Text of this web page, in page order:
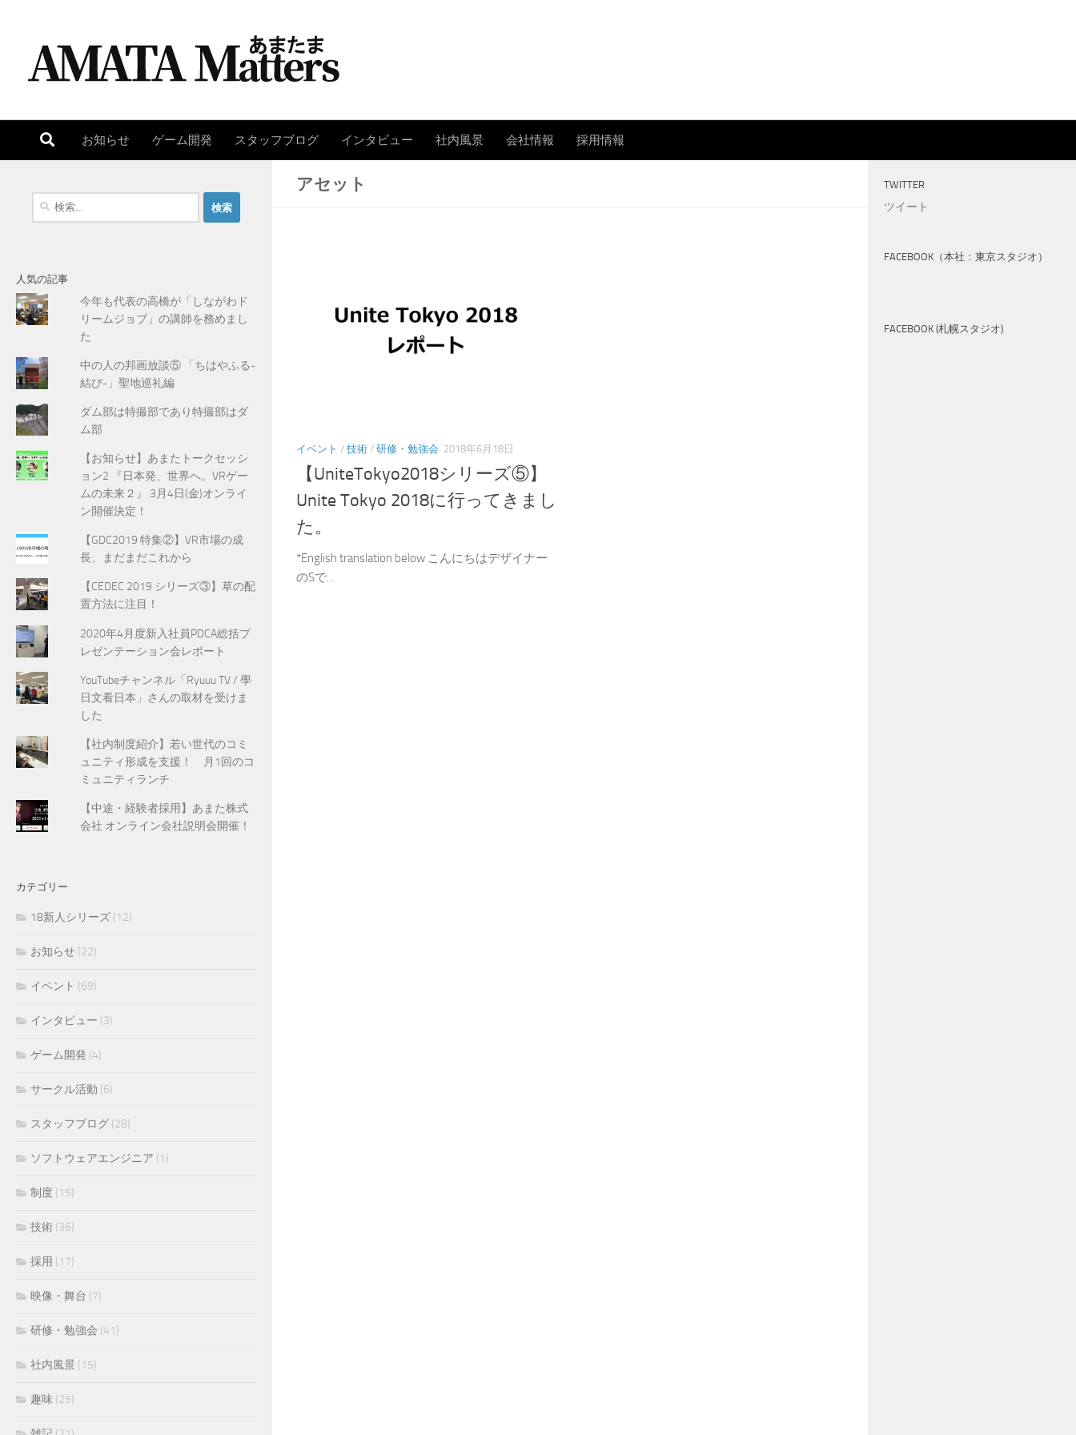
お知らせ ゲーム開発 スタッフブログ インタビュー 社内風景 会社情報 採用情報
アセット
イベント / 技術 / 研修・勉強会 2018年6月18日
【UniteTokyo2018シリーズ⑤】
Unite Tokyo 2018に行ってきまし
た。
*English translation below こんにちはデザイナー
のSで...
検
人気の記事
今年も代表の高橋が「しながわド
リームジョブ」の講師を務めまし
た
中の人の邦画放談⑤ 「ちはやふる-
結び-」聖地巡礼編
ダム部は特撮部であり特撮部はダ
ム部
【お知らせ】あまたトークセッシ
ョン2 『日本発、世界へ。VRゲー
ムの未来２』 3月4日(金)オンライ
ン開催決定！
【GDC2019 特集②】VR市場の成
長、まだまだこれから
【CEDEC 2019 シリーズ③】草の配
置方法に注目！
2020年4月度新入社員PDCA総括プ
レゼンテーション会レポート
YouTubeチャンネル「Ryuuu TV / 學
日文看日本」さんの取材を受けま
した
【社内制度紹介】若い世代のコミ
ュニティ形成を支援！ 月1回のコ
ミュニティランチ
【中途・経験者採用】あまた株式
会社 オンライン会社説明会開催！
カテゴリー
18新人シリーズ (12)
お知らせ (22)
イベント (69)
インタビュー (3)
ゲーム開発 (4)
サークル活動 (6)
スタッフブログ (28)
ソフトウェアエンジニア (1)
制度 (15)
技術 (36)
採用 (17)
映像・舞台 (7)
研修・勉強会 (41)
社内風景 (15)
趣味 (25)
TWITTER
ツイート
FACEBOOK（本社：東京スタジオ）
FACEBOOK (札幌スタジオ)